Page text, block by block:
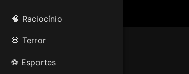
🧠 Raciocínio
💀 Terror
⚽ Esportes